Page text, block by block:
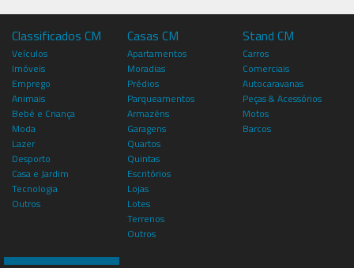
Classificados CM
Veículos
Imóveis
Emprego
Animais
Bebé e Criança
Moda
Lazer
Desporto
Casa e Jardim
Tecnologia
Outros
Casas CM
Apartamentos
Moradias
Prédios
Parqueamentos
Armazéns
Garagens
Quartos
Quintas
Escritórios
Lojas
Lotes
Terrenos
Outros
Stand CM
Carros
Comerciais
Autocaravanas
Peças & Acessórios
Motos
Barcos